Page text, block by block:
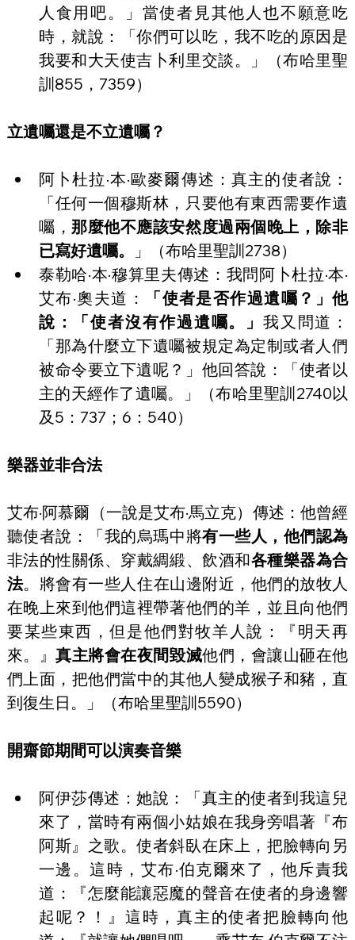
人食用吧。」當使者見其他人也不願意吃
時，就說：「你們可以吃，我不吃的原因是
我要和大天使吉卜利里交談。」（布哈里聖
訓855，7359）
立遺囑還是不立遺囑？
阿卜杜拉·本·歐麥爾傳述：真主的使者說：
「任何一個穆斯林，只要他有東西需要作遺
囑，那麼他不應該安然度過兩個晚上，除非
已寫好遺囑。
」（布哈里聖訓2738）
泰勒哈·本·穆算里夫傳述：我問阿卜杜拉·本·
艾布·奧夫道：
「使者是否作過遺囑？」他
說：「使者沒有作過遺囑。」 我又問道：
「那為什麼立下遺囑被規定為定制或者人們
被命令要立下遺呢？」他回答說：「使者以
主的天經作了遺囑。」（布哈里聖訓2740以
及5：737；6：540）
樂器並非合法
艾布·阿慕爾（一說是艾布·馬立克）傳述：他曾經
聽使者說：「我的烏瑪中將有一些人，他們認為
非法的性關係、穿戴綢緞、飲酒和各種樂器為合
法。將會有一些人住在山邊附近，他們的放牧人
在晚上來到他們這裡帶著他們的羊，並且向他們
要某些東西，但是他們對牧羊人說：『明天再
來。』真主將會在夜間毀滅他們，會讓山砸在他
們上面，把他們當中的其他人變成猴子和豬，直
到復生日。」（布哈里聖訓5590）
開齋節期間可以演奏音樂
阿伊莎傳述：她說：「真主的使者到我這兒
來了，當時有兩個小姑娘在我身旁唱著『布
阿斯』之歌。使者斜臥在床上，把臉轉向另
一邊。這時，艾布·伯克爾來了，他斥責我
道：『怎麼能讓惡魔的聲音在使者的身邊響
起呢？！』這時，真主的使者把臉轉向他